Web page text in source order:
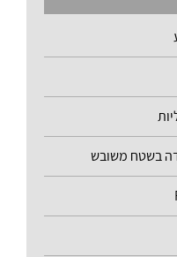
בשטח משובש